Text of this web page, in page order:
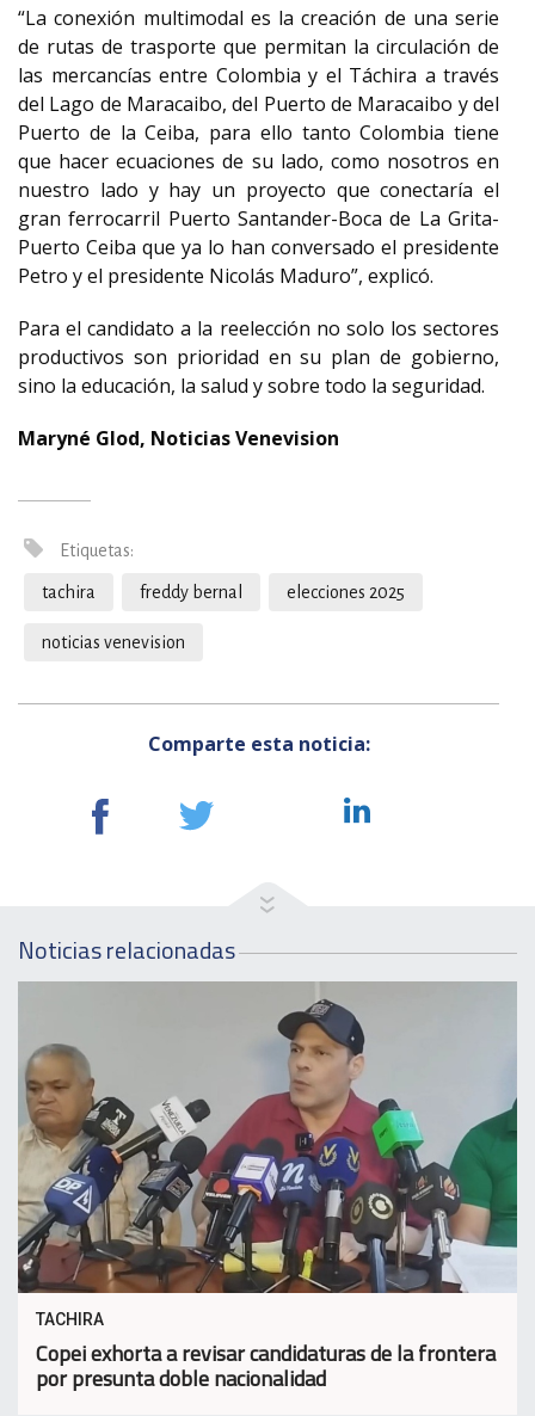
“La conexión multimodal es la creación de una serie
de rutas de trasporte que permitan la circulación de
las mercancías entre Colombia y el Táchira a través
del Lago de Maracaibo, del Puerto de Maracaibo y del
Puerto de la Ceiba, para ello tanto Colombia tiene
que hacer ecuaciones de su lado, como nosotros en
nuestro lado y hay un proyecto que conectaría el
gran ferrocarril Puerto Santander-Boca de La Grita-
Puerto Ceiba que ya lo han conversado el presidente
Petro y el presidente Nicolás Maduro”, explicó.
Para el candidato a la reelección no solo los sectores
productivos son prioridad en su plan de gobierno,
sino la educación, la salud y sobre todo la seguridad.
Maryné Glod, Noticias Venevision
Etiquetas:
tachira freddy bernal elecciones 2025
noticias venevision
Comparte esta noticia:
Noticias relacionadas
TACHIRA
Copei exhorta a revisar candidaturas de la frontera
por presunta doble nacionalidad